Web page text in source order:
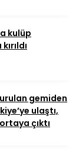
kulüp
gemiden
ulaştı,
çıktı